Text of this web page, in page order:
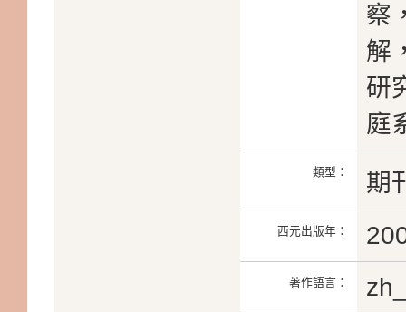
察
解
研
庭
類型： 期
西元出版年：
著作語言：